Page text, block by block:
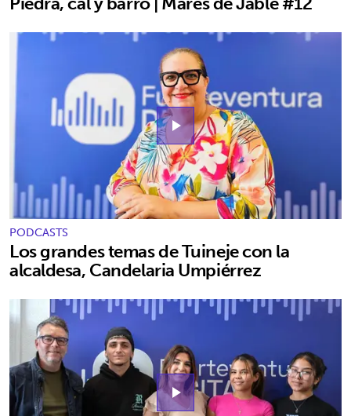
play_arrow
PODCASTS
Los grandes temas de Tuineje con la
alcaldesa, Candelaria Umpiérrez
play_arrow